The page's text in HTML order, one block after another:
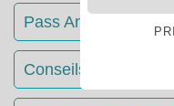
Pass Annuels
Conseils & Astuces